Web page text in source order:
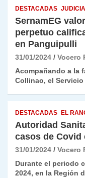
DESTACADAS
SernamEG
perpetuo
en Panguipulli
31/01/2024
Vocero
Acompañando a la
Collinao, el
DESTACADAS EL
Autoridad
casos de Covid
31/01/2024
Vocero
Durante el periodo
2024, en la Región